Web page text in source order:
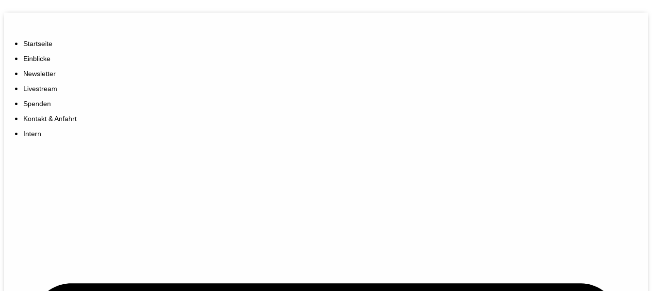
Startseite
Einblicke
Newsletter
Livestream
Spenden
Kontakt & Anfahrt
Intern